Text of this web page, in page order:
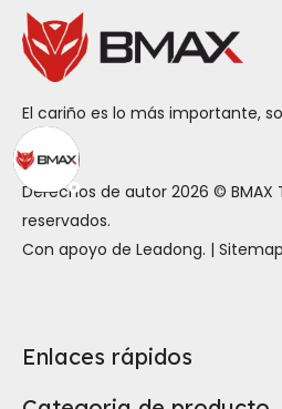
El cariño es lo más importante,
Derechos de autor 2026 © BMAX
reservados.
Con apoyo de Leadong. | Sitemap
Enlaces rápidos